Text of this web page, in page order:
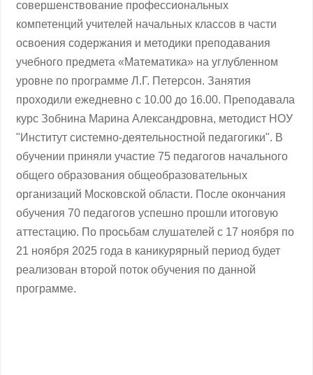
совершенствование профессиональных
компетенций учителей начальных классов в части
освоения содержания и методики преподавания
учебного предмета «Математика» на углубленном
уровне по программе Л.Г. Петерсон. Занятия
проходили ежедневно с 10.00 до 16.00. Преподавала
курс Зобнина Марина Александровна, методист НОУ
"Институт системно-деятельностной педагогики". В
обучении приняли участие 75 педагогов начального
общего образования общеобразовательных
организаций Московской области. После окончания
обучения 70 педагогов успешно прошли итоговую
аттестацию. По просьбам слушателей с 17 ноября по
21 ноября 2025 года в каникурярный период будет
реализован второй поток обучения по данной
программе.